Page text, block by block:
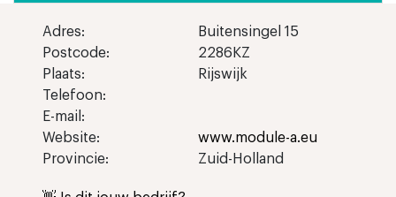
Adres:
Buitensingel 15
Postcode:
2286KZ
Plaats:
Rijswijk
Telefoon:
E-mail:
Website:
www.module-a.eu
Provincie:
Zuid-Holland